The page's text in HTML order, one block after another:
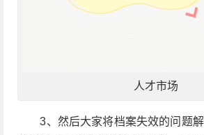
人才市场
3、然后大家将档案失效的问题